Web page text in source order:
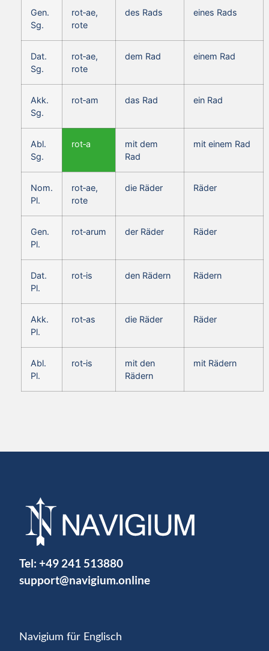
Gen.
Sg.
rot‑ae,
rote
des Rads eines Rads
Dat.
Sg.
rot‑ae,
rote
dem Rad einem Rad
Akk.
Sg.
rot‑am das Rad ein Rad
Abl.
Sg.
rot‑a
mit dem
Rad
mit einem Rad
Nom.
Pl.
rot‑ae,
rote
die Räder Räder
Gen.
Pl.
rot‑arum der Räder Räder
Dat.
Pl.
rot‑is den Rädern Rädern
Akk.
Pl.
rot‑as die Räder Räder
Abl.
Pl.
rot‑is
mit den
Rädern
mit Rädern
Tel: +49 241 513880
support@navigium.online
Navigium für Englisch